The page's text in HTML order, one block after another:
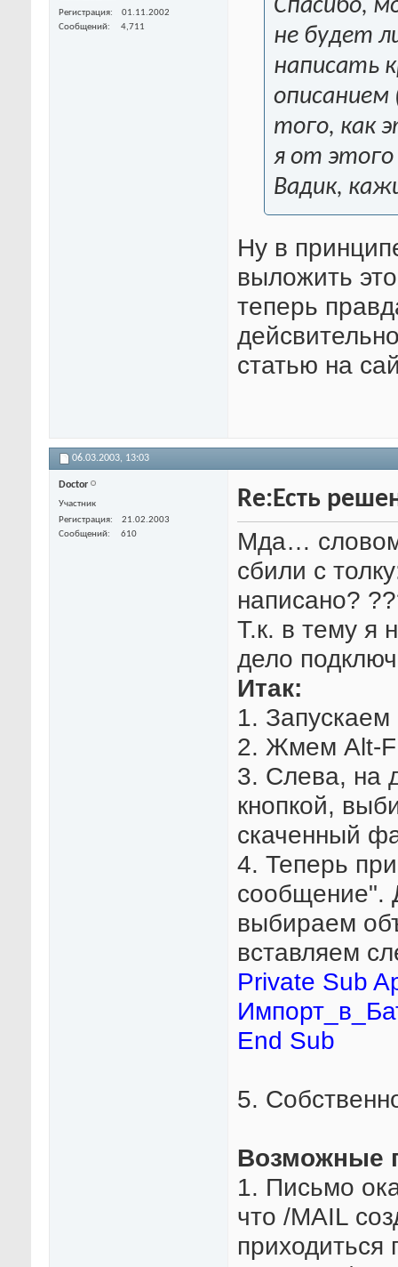
Регистрация
01.11.2002
Сообщений
4,711
Спасибо,
не будет
написать
того, как
я от этого
Вадик,
Ну в
выложить
теперь
статью на
06.03.2003, 13:03
Doctor
Участник
Регистрация
21.02.2003
Сообщений
610
Re:Есть
Мда… словом
сбили с
написано?
Т.к. в тему я
дело
Итак:
1.
2. Жмем Alt-
3. Слева, на
кнопкой,
скаченный
4. Теперь
сообщение".
выбираем
вставляем
Private Sub
End Sub
5.
Возможные
1. Письмо
что /MAIL
приходиться